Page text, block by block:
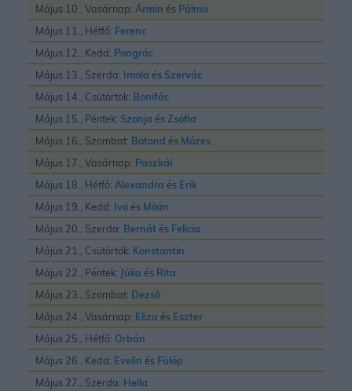
Május 10., Vasárnap: Ármin és Pálma
Május 11., Hétfő: Ferenc
Május 12., Kedd: Pongrác
Május 13., Szerda: Imola és Szervác
Május 14., Csütörtök: Bonifác
Május 15., Péntek: Szonja ésZsófia
Május 16., Szombat: Botond és Mózes
Május 17., Vasárnap: Paszkál
Május 18., Hétfő: Alexandra és Erik
Május 19., Kedd: Ivó és Milán
Május 20., Szerda: Bernát és Felicia
Május 21., Csütörtök: Konstantin
Május 22., Péntek: Júlia és Rita
Május 23., Szombat: Dezsõ
Május 24., Vasárnap: Eliza és Eszter
Május 25., Hétfő: Orbán
Május 26., Kedd: Evelin és Fülöp
Május 27., Szerda: Hella